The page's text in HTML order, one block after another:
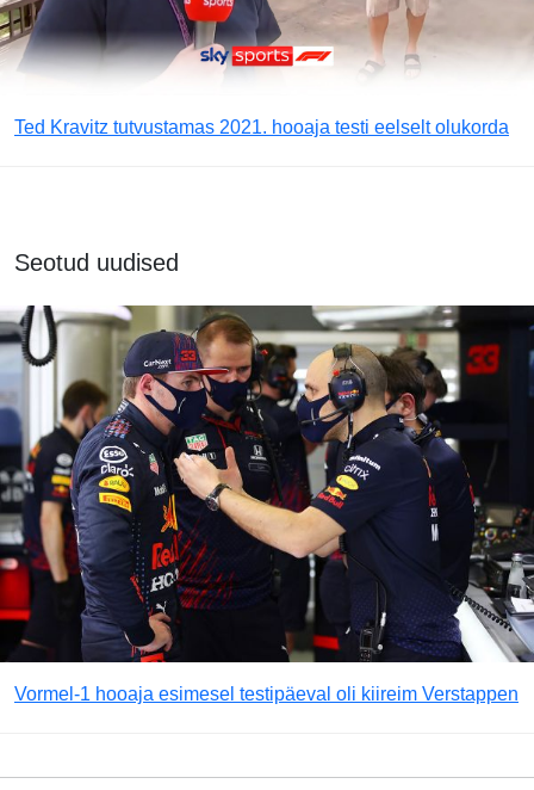
Ted Kravitz tutvustamas 2021. hooaja testi eelselt olukorda
Seotud uudised
Vormel-1 hooaja esimesel testipäeval oli kiireim Verstappen